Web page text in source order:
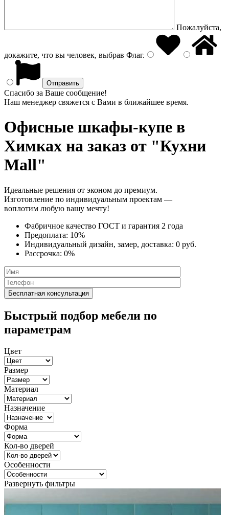
Пожалуйста,
докажите, что вы человек, выбрав Флаг.
Спасибо за Ваше сообщение!
Наш менеджер свяжется с Вами в ближайшее время.
Офисные шкафы-купе в
Химках на заказ от "Кухни
Mall"
Идеальные решения от эконом до премиум.
Изготовление по индивидуальным проектам —
воплотим любую вашу мечту!
Фабричное качество ГОСТ и гарантия 2 года
Предоплата: 10%
Индивидуальный дизайн, замер, доставка: 0 руб.
Рассрочка: 0%
Быстрый подбор мебели по
параметрам
Цвет
Размер
Материал
Назначение
Форма
Кол-во дверей
Особенности
Развернуть фильтры